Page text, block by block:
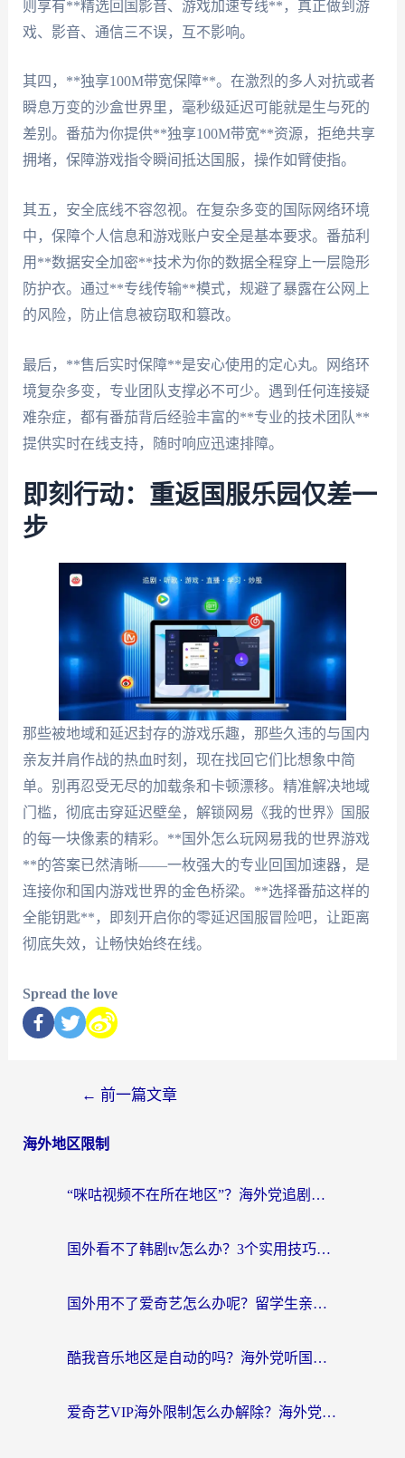
则享有**精选回国影音、游戏加速专线**，真正做到游
戏、影音、通信三不误，互不影响。
其四，**独享100M带宽保障**。在激烈的多人对抗或者
瞬息万变的沙盒世界里，毫秒级延迟可能就是生与死的
差别。番茄为你提供**独享100M带宽**资源，拒绝共享
拥堵，保障游戏指令瞬间抵达国服，操作如臂使指。
其五，安全底线不容忽视。在复杂多变的国际网络环境
中，保障个人信息和游戏账户安全是基本要求。番茄利
用**数据安全加密**技术为你的数据全程穿上一层隐形
防护衣。通过**专线传输**模式，规避了暴露在公网上
的风险，防止信息被窃取和篡改。
最后，**售后实时保障**是安心使用的定心丸。网络环
境复杂多变，专业团队支撑必不可少。遇到任何连接疑
难杂症，都有番茄背后经验丰富的**专业的技术团队**
提供实时在线支持，随时响应迅速排障。
即刻行动：重返国服乐园仅差一
步
那些被地域和延迟封存的游戏乐趣，那些久违的与国内
亲友并肩作战的热血时刻，现在找回它们比想象中简
单。别再忍受无尽的加载条和卡顿漂移。精准解决地域
门槛，彻底击穿延迟壁垒，解锁网易《我的世界》国服
的每一块像素的精彩。**国外怎么玩网易我的世界游戏
**的答案已然清晰——一枚强大的专业回国加速器，是
连接你和国内游戏世界的金色桥梁。**选择番茄这样的
全能钥匙**，即刻开启你的零延迟国服冒险吧，让距离
彻底失效，让畅快始终在线。
Spread the love
← 前一篇文章
海外地区限制
“咪咕视频不在所在地区”？海外党追剧看片、炒股的救星来了！
国外看不了韩剧tv怎么办？3个实用技巧解决海外追剧难题（附书旗小说&社保查询攻略）
国外用不了爱奇艺怎么办呢？留学生亲测有效的回国加速方案
酷我音乐地区是自动的吗？海外党听国内音乐看视频的真实解决方案
爱奇艺VIP海外限制怎么办解除？海外党追剧看片的终极解决方案